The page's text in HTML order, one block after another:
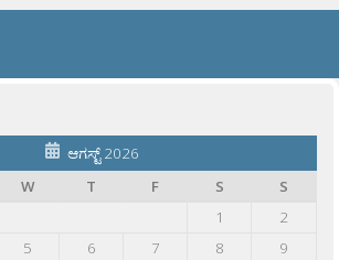
ಆಗಸ್ಟ್ 2026
W T F S
S
1
2
5 6 7 8
9